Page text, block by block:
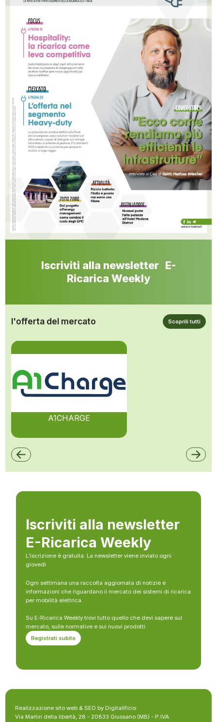
Iscriviti alla newsletter E-
Ricarica Weekly
l'offerta del mercato Scoprili tutti
A1CHARGE
Iscriviti alla newsletter
E-Ricarica Weekly
L’iscrizione è gratuita. La newsletter viene inviato ogni
giovedì
Ogni settimana una raccolta aggiornata di notizie e
informazioni che riguardano il mercato dei sistemi di ricarica
per mobilità elettrica.
Su E-Ricarica Weekly trovi tutto quello che devi sapere sul
mercato, sulle normative e sui nuovi prodotti.
Registrati subito
Realizzazione sito web & SEO by Digitalificio
Via Martiri della libertà, 28 - 20833 Giussano (MB) - P.IVA